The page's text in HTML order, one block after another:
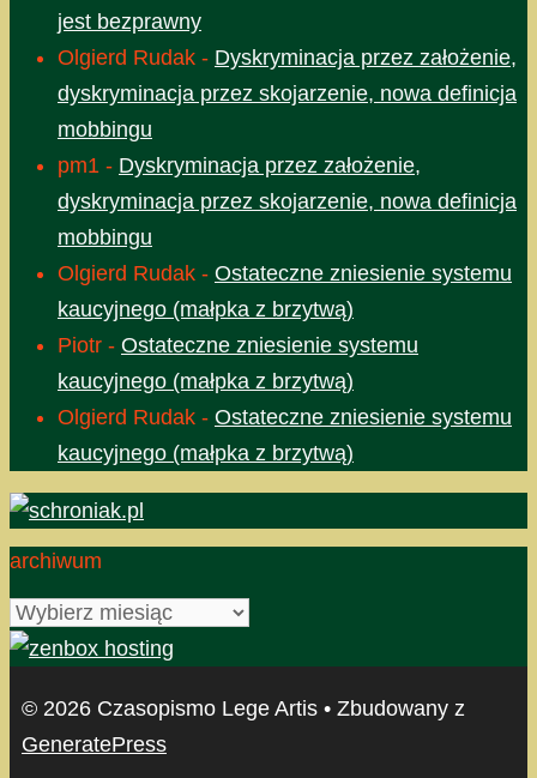
jest bezprawny
Olgierd Rudak - Dyskryminacja przez założenie,
dyskryminacja przez skojarzenie, nowa definicja
mobbingu
pm1 - Dyskryminacja przez założenie,
dyskryminacja przez skojarzenie, nowa definicja
mobbingu
Olgierd Rudak - Ostateczne zniesienie systemu
kaucyjnego (małpka z brzytwą)
Piotr - Ostateczne zniesienie systemu
kaucyjnego (małpka z brzytwą)
Olgierd Rudak - Ostateczne zniesienie systemu
kaucyjnego (małpka z brzytwą)
archiwum
archiwum
© 2026 Czasopismo Lege Artis • Zbudowany z
GeneratePress